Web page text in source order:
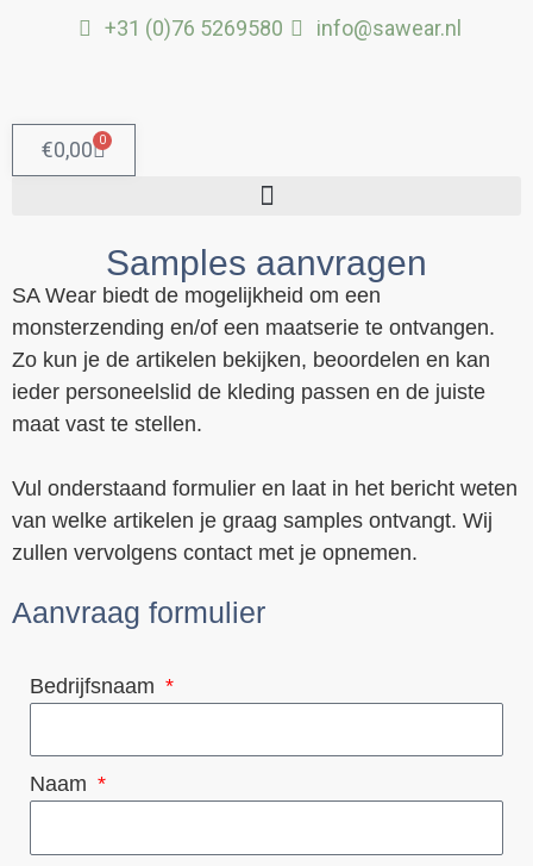
+31 (0)76 5269580 info@sawear.nl
€0,00 0
Winkelwagen
Samples aanvragen
SA Wear biedt de mogelijkheid om een
monsterzending en/of een maatserie te ontvangen.
Zo kun je de artikelen bekijken, beoordelen en kan
ieder personeelslid de kleding passen en de juiste
maat vast te stellen.
Vul onderstaand formulier en laat in het bericht weten
van welke artikelen je graag samples ontvangt. Wij
zullen vervolgens contact met je opnemen.
Aanvraag formulier
Bedrijfsnaam
Naam